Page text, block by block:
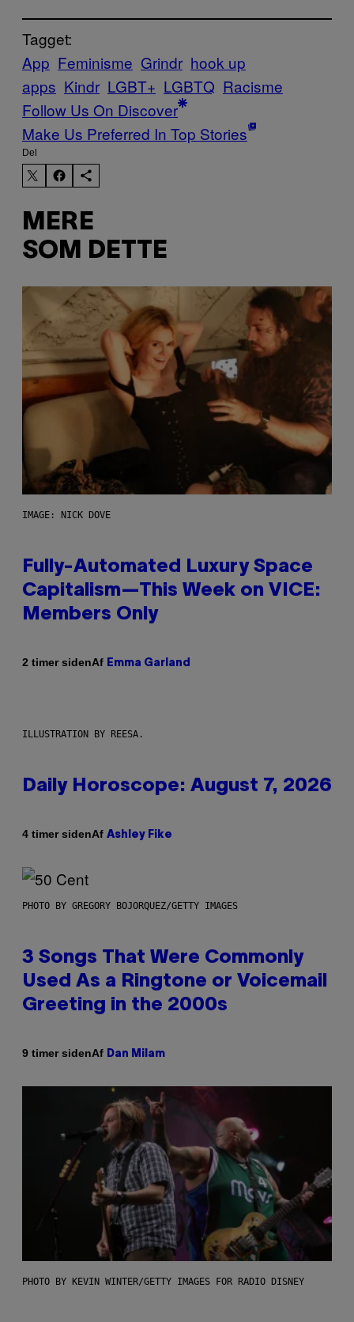
Tagget:
App Feminisme Grindr hook up
apps Kindr LGBT+ LGBTQ Racisme
Follow Us On Discover
Make Us Preferred In Top Stories
Del
MERE
SOM DETTE
IMAGE: NICK DOVE
Fully-Automated Luxury Space
Capitalism—This Week on VICE:
Members Only
2 timer sidenAf Emma Garland
ILLUSTRATION BY REESA.
Daily Horoscope: August 7, 2026
4 timer sidenAf Ashley Fike
PHOTO BY GREGORY BOJORQUEZ/GETTY IMAGES
3 Songs That Were Commonly
Used As a Ringtone or Voicemail
Greeting in the 2000s
9 timer sidenAf Dan Milam
PHOTO BY KEVIN WINTER/GETTY IMAGES FOR RADIO DISNEY